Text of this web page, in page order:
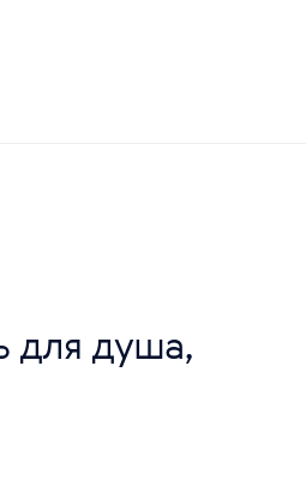
для душа,